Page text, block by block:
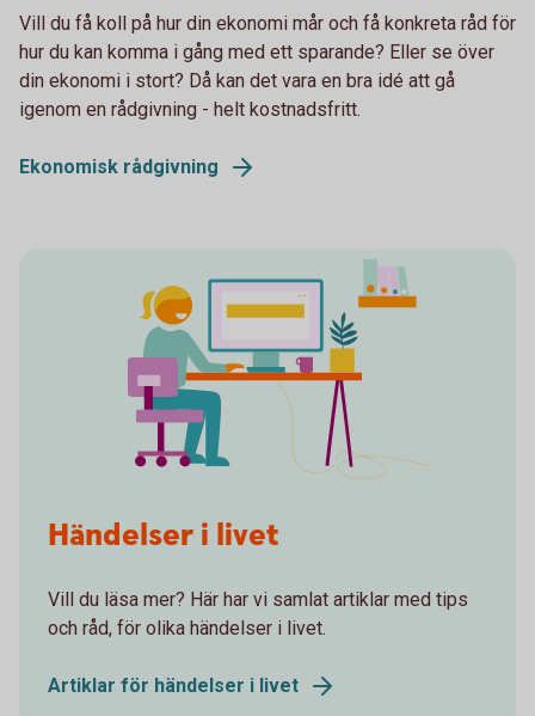
Vill du få koll på hur din ekonomi mår och få konkreta råd för
hur du kan komma i gång med ett sparande? Eller se över
din ekonomi i stort? Då kan det vara en bra idé att gå
igenom en rådgivning - helt kostnadsfritt.
Ekonomisk rådgivning
Händelser i livet
Vill du läsa mer? Här har vi samlat artiklar med tips
och råd, för olika händelser i livet.
Artiklar för händelser i livet